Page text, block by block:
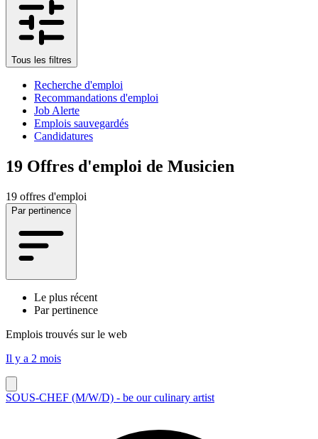
Tous les filtres
Recherche d'emploi
Recommandations d'emploi
Job Alerte
Emplois sauvegardés
Candidatures
19 Offres d'emploi de Musicien
19 offres d'emploi
Par pertinence
Le plus récent
Par pertinence
Emplois trouvés sur le web
Il y a 2 mois
SOUS-CHEF (M/​W/​D) - be our culinary artist